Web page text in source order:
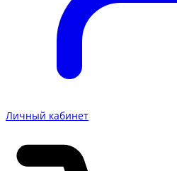
Личный кабинет